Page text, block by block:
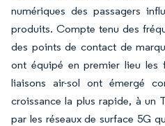
numériques des passagers
produits. Compte tenu des
des points de contact de
ont équipé en premier lieu les
liaisons air-sol ont émergé
croissance la plus rapide, à un
par les réseaux de surface 5G